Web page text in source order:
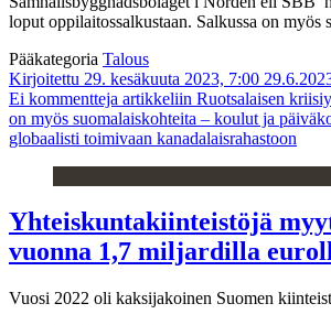
loput oppilaitossalkustaan. Salkussa on myös
Pääkategoria Talous
Kirjoitettu 29. kesäkuuta 2023, 7:00
Ei kommentteja artikkeliin Ruotsalaisen
on myös suomalaiskohteita – koulut ja
globaalisti toimivaan kanadalaisrahastoon
Yhteiskuntakiinteistöjä
vuonna 1,7 miljardilla
Vuosi 2022 oli kaksijakoinen Suomen